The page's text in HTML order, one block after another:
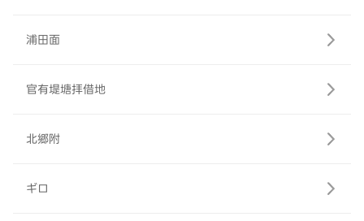
浦田面
官有堤塘拝借地
北郷附
ギロ